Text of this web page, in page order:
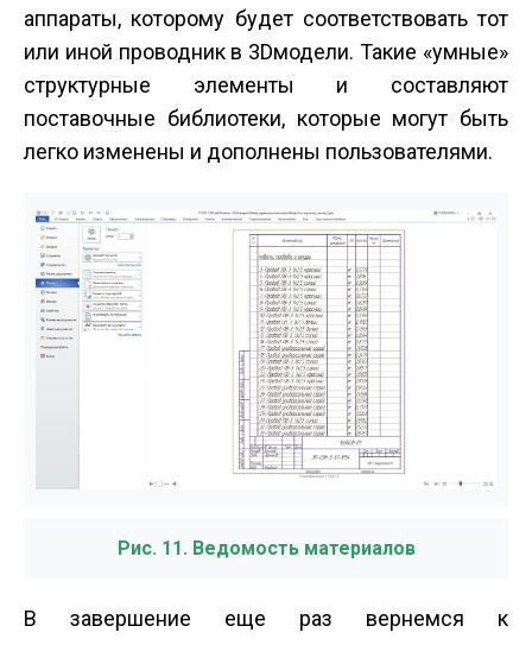
аппараты, которому будет соответствовать тот
или иной проводник в 3D­модели. Такие «умные»
структурные элементы и составляют
поставочные библиотеки, которые могут быть
легко изменены и дополнены пользователями.
Рис. 11. Ведомость материалов
В завершение еще раз вернемся к